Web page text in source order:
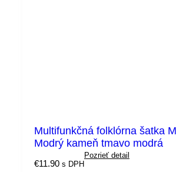
Multifunkčná folklórna šatka
Modrý kameň tmavo modrá
€11.90 s DPH
Pozrieť detail